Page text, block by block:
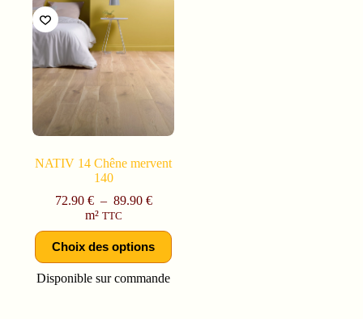
NATIV 14 Chêne mervent
140
72.90 € – 89.90 €
m² TTC
Choix des options
Disponible sur commande